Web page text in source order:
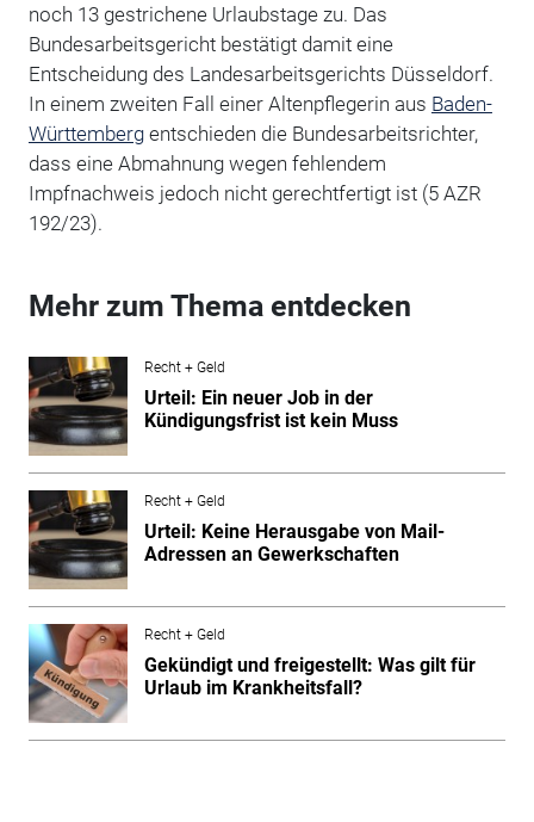
noch 13 gestrichene Urlaubstage zu. Das
Bundesarbeitsgericht bestätigt damit eine
Entscheidung des Landesarbeitsgerichts Düsseldorf.
In einem zweiten Fall einer Altenpflegerin aus Baden-
Württembergentschieden die Bundesarbeitsrichter,
dass eine Abmahnung wegen fehlendem
Impfnachweis jedoch nicht gerechtfertigt ist (5 AZR
192/23).
Mehr zum Thema entdecken
Recht + Geld
Urteil: Ein neuer Job in der
Kündigungsfrist ist kein Muss
Recht + Geld
Urteil: Keine Herausgabe von Mail-
Adressen an Gewerkschaften
Recht + Geld
Gekündigt und freigestellt: Was gilt für
Urlaub im Krankheitsfall?